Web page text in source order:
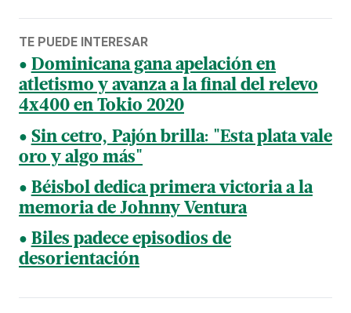
TE PUEDE INTERESAR
Dominicana gana apelación en
atletismo y avanza a la final del relevo
4x400 en Tokio 2020
Sin cetro, Pajón brilla: "Esta plata vale
oro y algo más"
Béisbol dedica primera victoria a la
memoria de Johnny Ventura
Biles padece episodios de
desorientación